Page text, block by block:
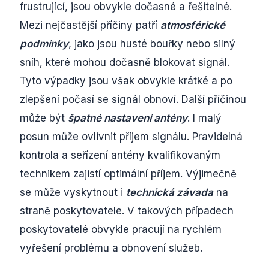
frustrující, jsou obvykle dočasné a řešitelné.
Mezi nejčastější příčiny patří atmosférické
podmínky, jako jsou husté bouřky nebo silný
sníh, které mohou dočasně blokovat signál.
Tyto výpadky jsou však obvykle krátké a po
zlepšení počasí se signál obnoví. Další příčinou
může být špatné nastavení antény. I malý
posun může ovlivnit příjem signálu. Pravidelná
kontrola a seřízení antény kvalifikovaným
technikem zajistí optimální příjem. Výjimečně
se může vyskytnout i technická závadana
straně poskytovatele. V takových případech
poskytovatelé obvykle pracují na rychlém
vyřešení problému a obnovení služeb.